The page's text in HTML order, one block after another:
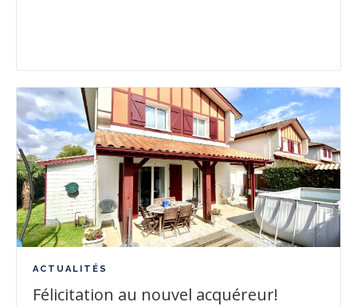
ACTUALITÉS
Félicitation au nouvel acquéreur!